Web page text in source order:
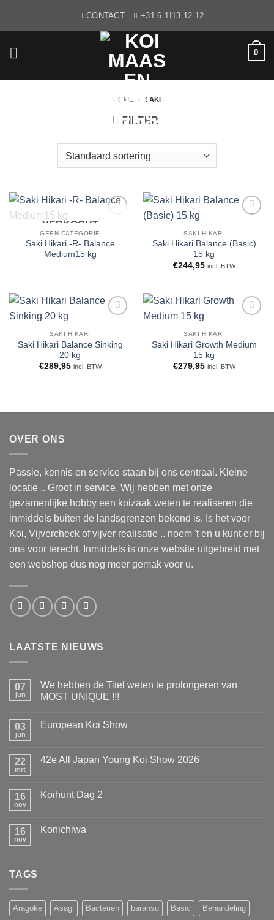
CONTACT +31 6 1113 12 12
0
HOME » SAKI
FILTER
VERKOCHT
GEEN CATEGORIE
Saki Hikari -R- Balance
Medium15 kg
SAKI HIKARI
Saki Hikari Balance (Basic)
15 kg
€244,95 incl. BTW
SAKI HIKARI
Saki Hikari Balance Sinking
20 kg
€289,95 incl. BTW
SAKI HIKARI
Saki Hikari Growth Medium
15 kg
€279,95 incl. BTW
OVER ONS
Passie, kennis en service staan bij ons centraal. Kleine
locatie .. Groot in service. Wij hebben met onze
gezamenlijke hobby een koizaak weten te realiseren die
inmiddels buiten de landsgrenzen bekend is. Is het voor
Koi, Vijvercheck of vijver realisatie .. noem 't en u kunt er bij
ons voor terecht. Inmiddels is onze website uitgebreid met
een webshop dus nog meer gemak voor u.
LAATSTE NIEUWS
07
jun
We hebben de Titel weten te prolongeren van
MOST UNIQUE !!!
op
Titel
weten
MOST
03
jun
European Koi Show
European
22
mrt
42e All Japan Young Koi Show 2026
42e
Koi
Show
16
nov
Koihunt Dag 2
Koihunt
16
nov
Konichiwa
TAGS
Aragoke Asagi Bacterien baransu Basic Behandeling